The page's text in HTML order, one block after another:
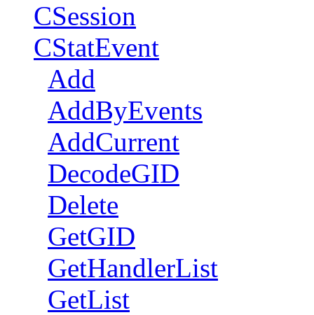
CSession
CStatEvent
Add
AddByEvents
AddCurrent
DecodeGID
Delete
GetGID
GetHandlerList
GetList